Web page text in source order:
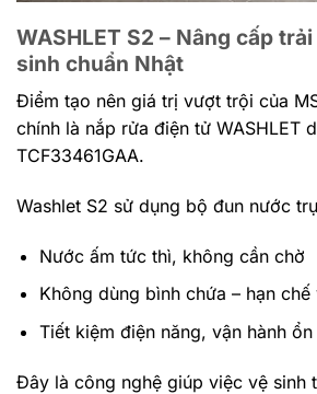
WASHLET S2 – Nâng cấp
sinh chuẩn Nhật
Điểm tạo nên giá trị vượt trội của
chính là nắp rửa điện tử WASHLET
TCF33461GAA.
Washlet S2 sử dụng bộ đun nước
Nước ấm tức thì, không cần chờ
Không dùng bình chứa – hạn
Tiết kiệm điện năng, vận hành
Đây là công nghệ giúp việc vệ sinh